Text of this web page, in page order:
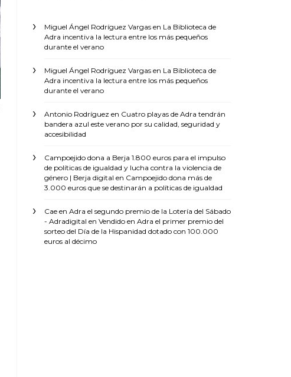
Miguel Ángel Rodríguez Vargas en La Biblioteca de
Adra incentiva la lectura entre los más pequeños
durante el verano
Miguel Ángel Rodríguez Vargas en La Biblioteca de
Adra incentiva la lectura entre los más pequeños
durante el verano
Antonio Rodríguez en Cuatro playas de Adra tendrán
bandera azul este verano por su calidad, seguridad y
accesibilidad
Campoejido dona a Berja 1.800 euros para el impulso
de políticas de igualdad y lucha contra la violencia de
género | Berja digital en Campoejido dona más de
3.000 euros que se destinarán a políticas de igualdad
Cae en Adra el segundo premio de la Lotería del Sábado
- Adradigital en Vendido en Adra el primer premio del
sorteo del Día de la Hispanidad dotado con 100.000
euros al décimo